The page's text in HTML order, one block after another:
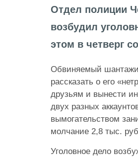
Отдел полиции
возбудил
этом в четверг
Обвиняемый
рассказать о его
друзьям и вынести
двух разных
вымогательством
молчание 2,8 тыс.
Уголовное дело